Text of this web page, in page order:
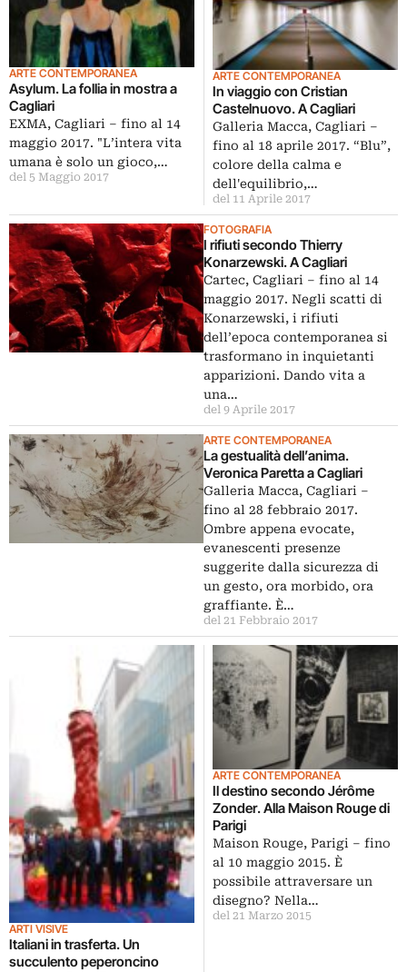
ARTE CONTEMPORANEA
Asylum. La follia in mostra a
Cagliari
EXMA, Cagliari – fino al 14
maggio 2017. "L’intera vita
umana è solo un gioco,…
del 5 Maggio 2017
ARTE CONTEMPORANEA
In viaggio con Cristian
Castelnuovo. A Cagliari
Galleria Macca, Cagliari –
fino al 18 aprile 2017. “Blu”,
colore della calma e
dell'equilibrio,…
del 11 Aprile 2017
FOTOGRAFIA
I rifiuti secondo Thierry
Konarzewski. A Cagliari
Cartec, Cagliari – fino al 14
maggio 2017. Negli scatti di
Konarzewski, i rifiuti
dell’epoca contemporanea si
trasformano in inquietanti
apparizioni. Dando vita a
una…
del 9 Aprile 2017
ARTE CONTEMPORANEA
La gestualità dell’anima.
Veronica Paretta a Cagliari
Galleria Macca, Cagliari –
fino al 28 febbraio 2017.
Ombre appena evocate,
evanescenti presenze
suggerite dalla sicurezza di
un gesto, ora morbido, ora
graffiante. È…
del 21 Febbraio 2017
ARTI VISIVE
Italiani in trasferta. Un
succulento peperoncino
ARTE CONTEMPORANEA
Il destino secondo Jérôme
Zonder. Alla Maison Rouge di
Parigi
Maison Rouge, Parigi – fino
al 10 maggio 2015. È
possibile attraversare un
disegno? Nella…
del 21 Marzo 2015